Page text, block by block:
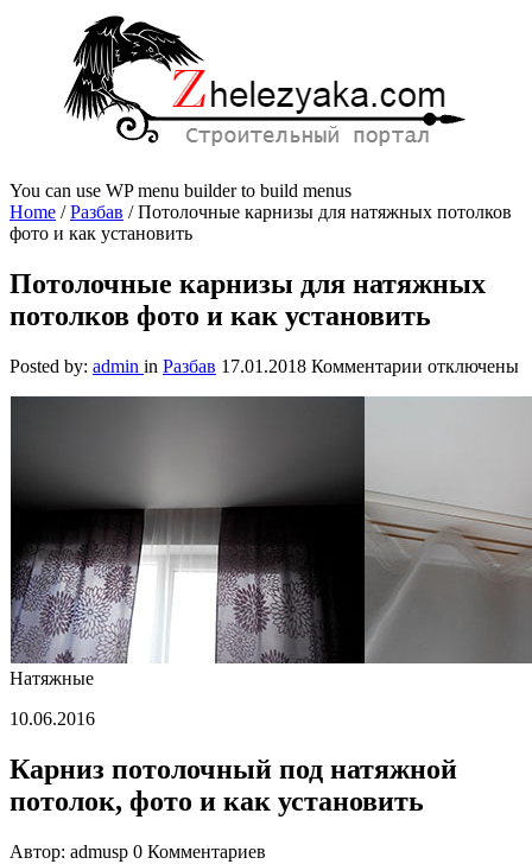
You can use WP menu builder to build menus
Home /Разбав /Потолочные карнизы для натяжных потолков
фото и как установить
Потолочные карнизы для натяжных
потолков фото и как установить
Posted by: admin in Разбав 17.01.2018 Комментарии к
фото
и
установить
отключены
Натяжные
10.06.2016
Карниз потолочный под натяжной
потолок, фото и как установить
Автор: admusp 0 Комментариев